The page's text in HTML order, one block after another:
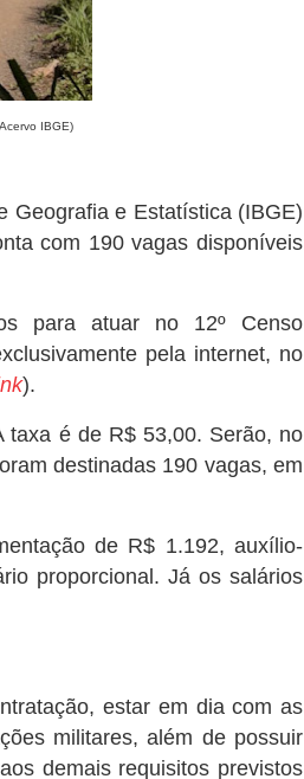
IBGE)
Geografia e Estatística (IBGE)
com 190 vagas disponíveis
para atuar no 12º Censo
pela internet, no
).
taxa é de R$ 53,00. Serão, no
destinadas 190 vagas, em
de R$ 1.192, auxílio-
proporcional. Já os salários
estar em dia com as
militares, além de possuir
demais requisitos previstos